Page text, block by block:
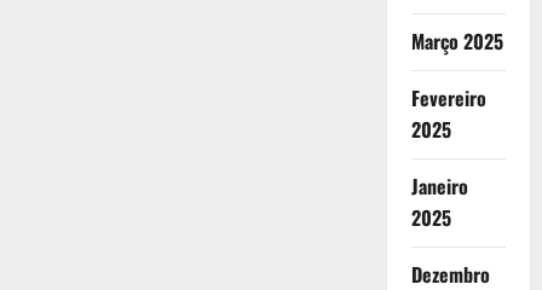
Março 2025
Fevereiro
2025
Janeiro
2025
Dezembro